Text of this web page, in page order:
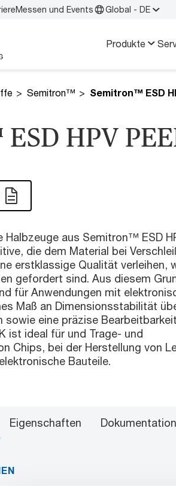
Messen und Events Global - DE
Produkte
Semitron™
HPV
aus Semitron™ ESD
die dem Material bei
erstklassige Qualität verleihen,
gefordert sind. Aus diesem
für Anwendungen mit
Maß an Dimensionsstabilität
sowie eine präzise
ist ideal für und Trage- und
Chips, bei der Herstellung von
Bauteile.
Eigenschaften Dokumentation